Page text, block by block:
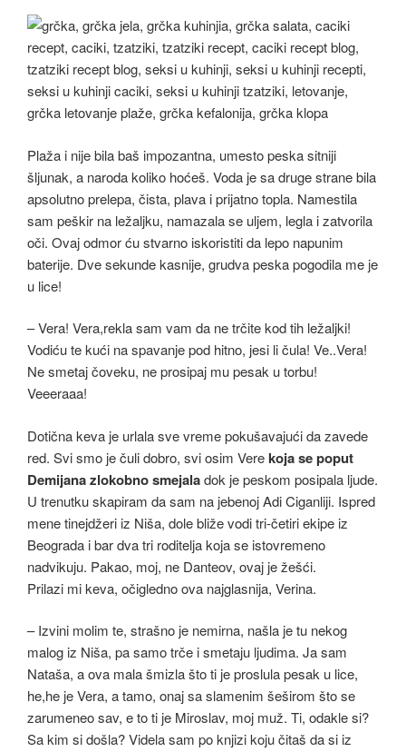
Plaža i nije bila baš impozantna, umesto peska sitniji
šljunak, a naroda koliko hoćeš. Voda je sa druge strane bila
apsolutno prelepa, čista, plava i prijatno topla. Namestila
sam peškir na ležaljku, namazala se uljem, legla i zatvorila
oči. Ovaj odmor ću stvarno iskoristiti da lepo napunim
baterije. Dve sekunde kasnije, grudva peska pogodila me je
u lice!
– Vera! Vera,rekla sam vam da ne trčite kod tih ležaljki!
Vodiću te kući na spavanje pod hitno, jesi li čula! Ve..Vera!
Ne smetaj čoveku, ne prosipaj mu pesak u torbu!
Veeeraaa!
Dotična keva je urlala sve vreme pokušavajući da zavede
red. Svi smo je čuli dobro, svi osim Verekoja se poput
Demijana zlokobno smejaladok je peskom posipala ljude.
U trenutku skapiram da sam na jebenoj Adi Ciganliji. Ispred
mene tinejdžeri iz Niša, dole bliže vodi tri-četiri ekipe iz
Beograda i bar dva tri roditelja koja se istovremeno
nadvikuju. Pakao, moj, ne Danteov, ovaj je žešći.
Prilazi mi keva, očigledno ova najglasnija, Verina.
– Izvini molim te, strašno je nemirna, našla je tu nekog
malog iz Niša, pa samo trče i smetaju ljudima. Ja sam
Nataša, a ova mala šmizla što ti je proslula pesak u lice,
he,he je Vera, a tamo, onaj sa slamenim šeširom što se
zarumeneo sav, e to ti je Miroslav, moj muž. Ti, odakle si?
Sa kim si došla? Videla sam po knjizi koju čitaš da si iz